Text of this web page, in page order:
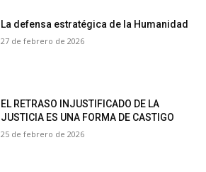
La defensa estratégica de la Humanidad
27 de febrero de 2026
EL RETRASO INJUSTIFICADO DE LA
JUSTICIA ES UNA FORMA DE CASTIGO
25 de febrero de 2026